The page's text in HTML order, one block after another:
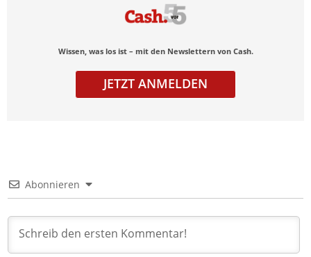
Wissen, was los ist – mit den Newslettern von Cash.
JETZT ANMELDEN
Abonnieren